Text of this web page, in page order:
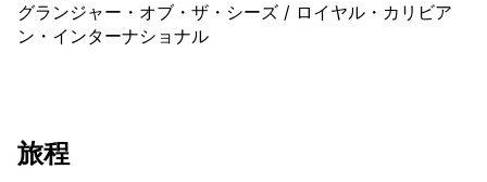
グランジャー・オブ・ザ・シーズ / ロイヤル・カリビア
ン・インターナショナル
旅程